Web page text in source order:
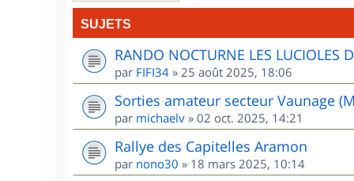
SUJETS
RANDO NOCTURNE LES LUCIOLES
par FIFI34 » 25 août 2025, 18:06
Sorties amateur secteur Vaunage
par michaelv » 02 oct. 2025, 14:21
Rallye des Capitelles Aramon
par nono30 » 18 mars 2025, 10:14